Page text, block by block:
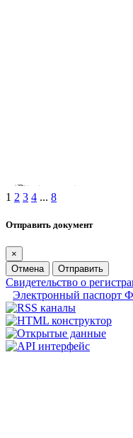
1 2 3 4 ... 8
Отправить документ
×
Отмена
Отправить
Свидетельство о
Электронный